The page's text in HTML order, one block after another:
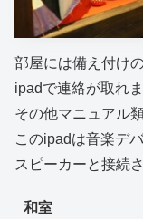
部屋には備え付け
ipadで連絡が取れま
その他マニュアル
このipadは音楽デ
スピーカーと接続
和室